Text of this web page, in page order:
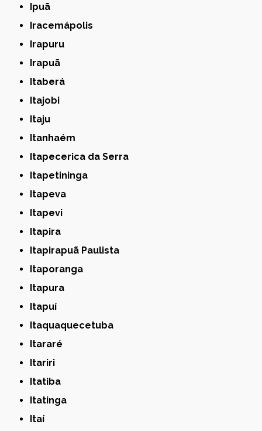
Ipuã
Iracemápolis
Irapuru
Irapuã
Itaberá
Itajobi
Itaju
Itanhaém
Itapecerica da Serra
Itapetininga
Itapeva
Itapevi
Itapira
Itapirapuã Paulista
Itaporanga
Itapura
Itapuí
Itaquaquecetuba
Itararé
Itariri
Itatiba
Itatinga
Itaí